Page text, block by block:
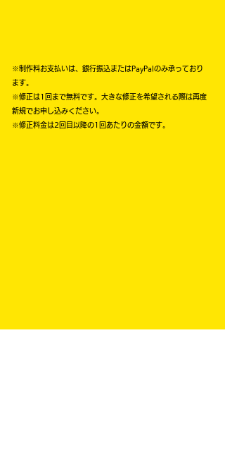
※制作料お支払いは、銀行振込またはPayPalのみ承っており
ます。
​※修正は1回まで無料です。大きな修正を希望される際は再度
新規でお申し込みください。
​※修正料金は2回目以降の1回あたりの金額です。